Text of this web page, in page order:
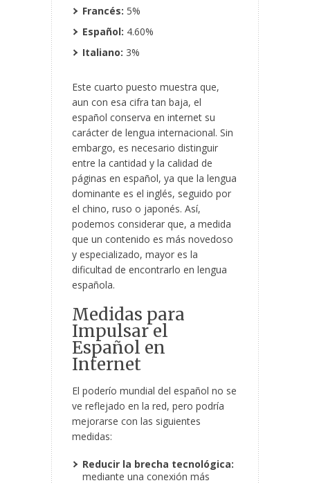
Francés: 5%
Español: 4.60%
Italiano: 3%
Este cuarto puesto muestra que,
aun con esa cifra tan baja, el
español conserva en internet su
carácter de lengua internacional. Sin
embargo, es necesario distinguir
entre la cantidad y la calidad de
páginas en español, ya que la lengua
dominante es el inglés, seguido por
el chino, ruso o japonés. Así,
podemos considerar que, a medida
que un contenido es más novedoso
y especializado, mayor es la
dificultad de encontrarlo en lengua
española.
Medidas para
Impulsar el
Español en
Internet
El poderío mundial del español no se
ve reflejado en la red, pero podría
mejorarse con las siguientes
medidas:
Reducir la brecha tecnológica:
mediante una conexión más